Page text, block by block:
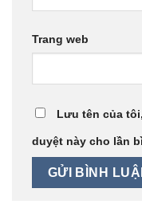
Trang web
Lưu tên của
duyệt này cho lần